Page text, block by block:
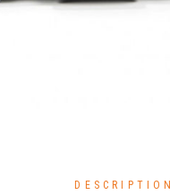
DESCRIPTION